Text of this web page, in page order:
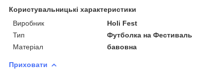
Користувальницькі характеристики
Виробник
Holi Fest
Тип
Футболка на Фестиваль
Матеріал
бавовна
Приховати